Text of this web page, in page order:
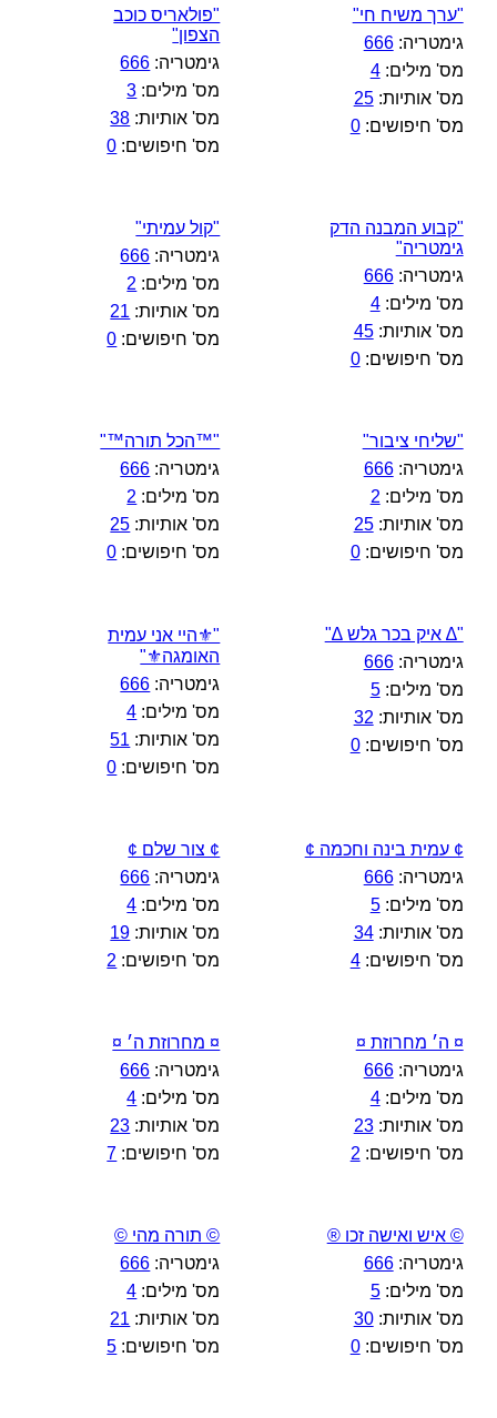
"ערך משיח חי"
גימטריה:666
מס' מילים:4
מס' אותיות:25
מס' חיפושים:0
"פולאריס כוכב
הצפון"
גימטריה: 666
מס' מילים: 3
מס' אותיות: 38
מס' חיפושים: 0
"קבוע המבנה הדק
גימטריה"
גימטריה:666
מס' מילים:4
מס' אותיות:45
מס' חיפושים:0
"קול עמיתי"
גימטריה: 666
מס' מילים: 2
מס' אותיות: 21
מס' חיפושים: 0
"שליחי ציבור"
גימטריה:666
מס' מילים: 2
מס' אותיות:25
מס' חיפושים:0
"™הכל תורה™"
גימטריה: 666
מס' מילים: 2
מס' אותיות: 25
מס' חיפושים: 0
"∆ איק בכר גלש ∆"
גימטריה:666
מס' מילים:5
מס' אותיות: 32
מס' חיפושים:0
"⚜️היי אני עמית
האומגה⚜️"
גימטריה: 666
מס' מילים: 4
מס' אותיות: 51
מס' חיפושים: 0
¢ עמית בינה וחכמה ¢
גימטריה:666
מס' מילים:5
מס' אותיות:34
מס' חיפושים:4
¢ צור שלם ¢
גימטריה: 666
מס' מילים: 4
מס' אותיות: 19
מס' חיפושים: 2
¤ ה׳ מחרוזת ¤
גימטריה:666
מס' מילים:4
מס' אותיות:23
מס' חיפושים: 2
¤ מחרוזת ה׳ ¤
גימטריה: 666
מס' מילים: 4
מס' אותיות: 23
מס' חיפושים: 7
© איש ואישה זכו ®
גימטריה:666
מס' מילים:5
מס' אותיות:30
מס' חיפושים:0
© תורה מהי ©
גימטריה: 666
מס' מילים: 4
מס' אותיות: 21
מס' חיפושים: 5